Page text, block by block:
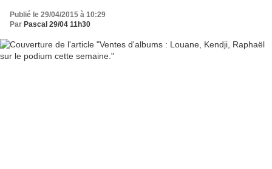
Publié le 29/04/2015 à 10:29
Par Pascal 29/04 11h30